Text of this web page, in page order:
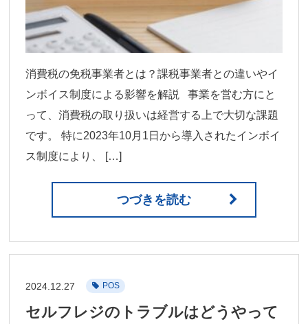
消費税の免税事業者とは？課税事業者との違いやイ
ンボイス制度による影響を解説 事業を営む方にと
って、消費税の取り扱いは経営する上で大切な課題
です。 特に2023年10月1日から導入されたインボイ
ス制度により、 […]
つづきを読む
2024.12.27 POS
セルフレジのトラブルはどうやって